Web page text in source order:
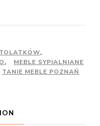
,
,
MEBLE SYPIALNIANE
TANIE MEBLE POZNAŃ